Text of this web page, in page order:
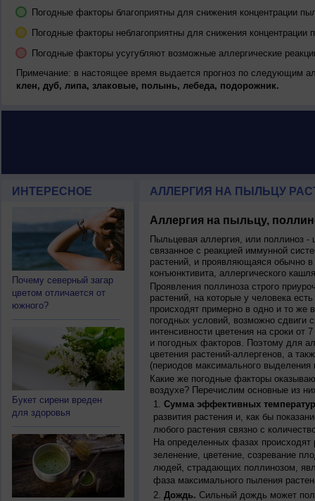
Погодные факторы благоприятны для снижения концентрации
Погодные факторы неблагоприятны для снижения концентрации
Погодные факторы усугубляют возможные аллергические
Примечание: в настоящее время выдается прогноз по следующим
клен, дуб, липа, злаковые, полынь, лебеда, подорожник.
ИНТЕРЕСНОЕ
Почему северный загар
цветом отличается от
южного?
Букет сирени вреден
для здоровья
АЛЛЕРГИЯ НА ПЫЛЬЦУ
Аллергия на пыльцу,
Пыльцевая аллергия, или поллиноз -
связанное с реакцией иммунной
растений, и проявляющаяся обычно
конъюнктивита, аллергического
Проявления поллиноза строго
растений, на которые у человека
происходят примерно в одно и то же
погодных условий, возможно сдвиги
интенсивности цветения на сроки от
и погодных факторов. Поэтому для
цветения растений-аллергенов, а
(периодов максимального
Какие же погодные факторы
воздухе? Перечислим основные из
Сумма эффективных
развития растения и, как бы
любого растения связно с
На определенных фазах происходят
зеленение, цветение, созревание
людей, страдающих поллинозом,
фаза максимального пыления
Дождь. Сильный дождь может